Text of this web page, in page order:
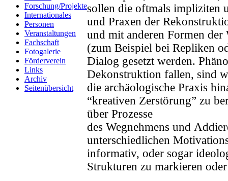
Forschung/Projekte
Internationales
Personen
Veranstaltungen
Fachschaft
Fotogalerie
Förderverein
Links
Archiv
Seitenübersicht
sollen die oftmals impliziten
und Praxen der
und mit anderen Formen
(zum Beispiel bei Repliken
Dialog gesetzt werden.
Dekonstruktion fallen, sind
die archäologische Praxis
“kreativen Zerstörung” zu
über Prozesse
des Wegnehmens und
unterschiedlichen
informativ, oder sogar
Strukturen zu markieren